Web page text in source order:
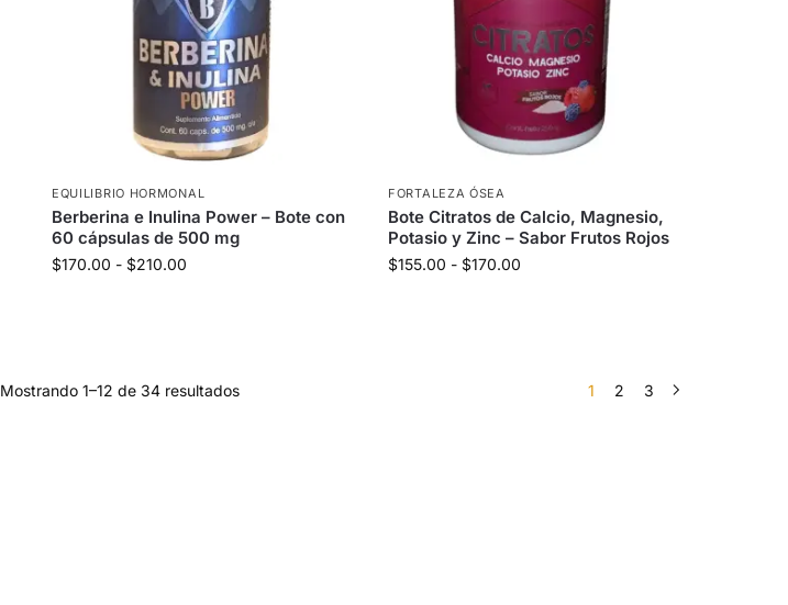
EQUILIBRIO HORMONAL
Berberina e Inulina Power – Bote con
60 cápsulas de 500 mg
$170.00 - $210.00
FORTALEZA ÓSEA
Bote Citratos de Calcio, Magnesio,
Potasio y Zinc – Sabor Frutos Rojos
$155.00 - $170.00
Mostrando 1–12 de 34 resultados 1 2 3